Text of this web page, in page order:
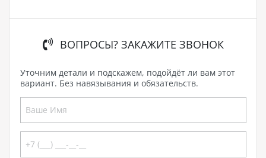
ВОПРОСЫ? ЗАКАЖИТЕ ЗВОНОК
Уточним детали и подскажем, подойдёт ли вам этот
вариант. Без навязывания и обязательств.